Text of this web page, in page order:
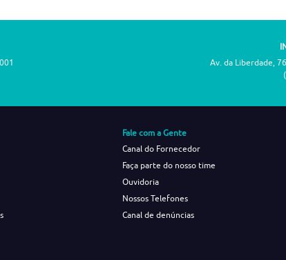
Av. da Liberdade,
Fale com a Gente
Canal do Fornecedor
Faça parte do nosso time
Ouvidoria
Nossos Telefones
Canal de denúncias